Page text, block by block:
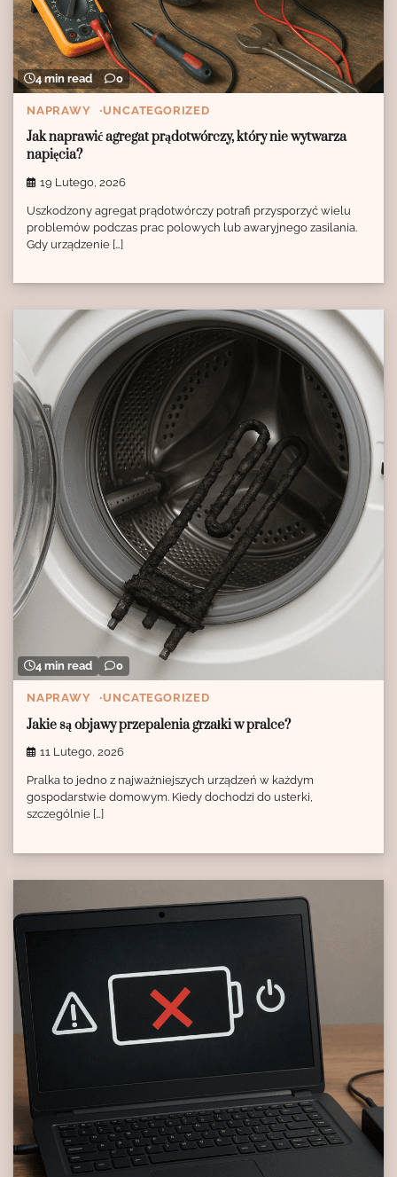
4 min read 0
NAPRAWY UNCATEGORIZED
Jak naprawić agregat prądotwórczy, który nie wytwarza
napięcia?
19 Lutego, 2026
Uszkodzony agregat prądotwórczy potrafi przysporzyć wielu
problemów podczas prac polowych lub awaryjnego zasilania.
Gdy urządzenie […]
4 min read 0
NAPRAWY UNCATEGORIZED
Jakie są objawy przepalenia grzałki w pralce?
11 Lutego, 2026
Pralka to jedno z najważniejszych urządzeń w każdym
gospodarstwie domowym. Kiedy dochodzi do usterki,
szczególnie […]